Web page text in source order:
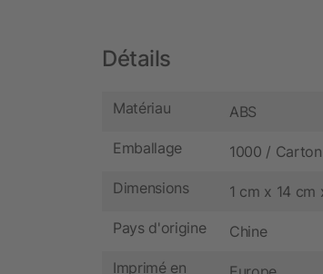
Détails
Matériau ABS
Emballage 1000 / Carton
Dimensions 1 cm x 14 cm
Pays d'origine Chine
Imprimé en